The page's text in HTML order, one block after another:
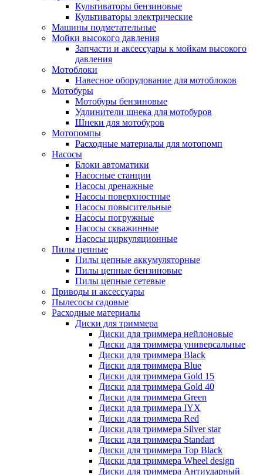
Культиваторы бензиновые
Культиваторы электрические
Машины подметательные
Мойки высокого давления
Запчасти и аксессуары к мойкам высокого
давления
Мотоблоки
Навесное оборудование для мотоблоков
Мотобуры
Мотобуры бензиновые
Удлинители шнека для мотобуров
Шнеки для мотобуров
Мотопомпы
Расходные материалы для мотопомп
Насосы
Блоки автоматики
Насосные станции
Насосы дренажные
Насосы поверхностные
Насосы повысительные
Насосы погружные
Насосы скважинные
Насосы циркуляционные
Пилы цепные
Пилы цепные аккумуляторные
Пилы цепные бензиновые
Пилы цепные сетевые
Приводы и аксессуары
Пылесосы садовые
Расходные материалы
Диски для триммера
Диски для триммера нейлоновые
Диски для триммера универсальные
Диски для триммера Black
Диски для триммера Blue
Диски для триммера Gold 15
Диски для триммера Gold 40
Диски для триммера Green
Диски для триммера IYX
Диски для триммера Red
Диски для триммера Silver star
Диски для триммера Standart
Диски для триммера Top Black
Диски для триммера Wheel design
Диски для триммера Антиударный